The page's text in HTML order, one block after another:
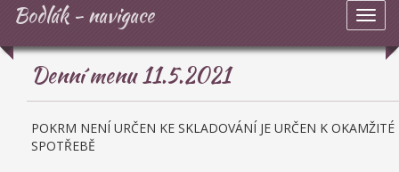
Bodlák - navigace
Denní menu 11.5.2021
POKRM NENÍ URČEN KE SKLADOVÁNÍ JE URČEN K OKAMŽITÉ
SPOTŘEBĚ